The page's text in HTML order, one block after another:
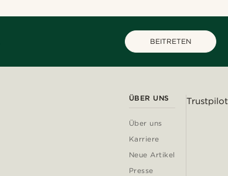
BEITRETEN
ÜBER UNS
Über uns
Karriere
Neue Artikel
Presse
Trustpilot